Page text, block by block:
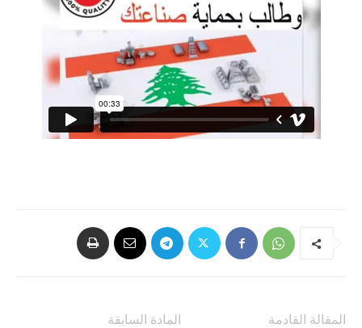
المادة السابقة
المقالة القادمة